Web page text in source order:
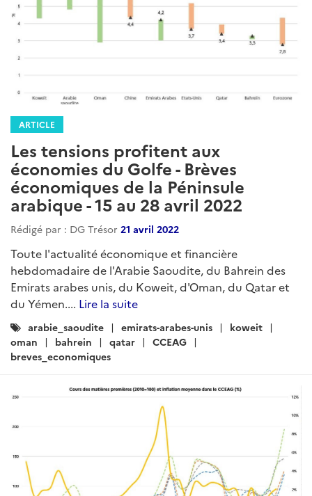
ARTICLE
Les tensions profitent aux
économies du Golfe - Brèves
économiques de la Péninsule
arabique - 15 au 28 avril 2022
Rédigé par : DG Trésor 21 avril 2022
Toute l'actualité économique et financière
hebdomadaire de l'Arabie Saoudite, du Bahrein des
Emirats arabes unis, du Koweit, d'Oman, du Qatar et
du Yémen.... Lire la suite
Catégories
:
arabie_saoudite emirats-arabes-unis
koweit
oman
bahrein qatar
CCEAG
breves_economiques